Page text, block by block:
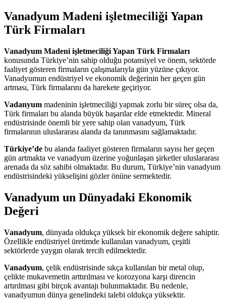
Vanadyum Madeni işletmeciliği Yapan
Türk Firmaları
Vanadyum Madeni işletmeciliği Yapan Türk Firmaları
konusunda Türkiye’nin sahip olduğu potansiyel ve önem, sektörde
faaliyet gösteren firmaların çalışmalarıyla gün yüzüne çıkıyor.
Vanadyumun endüstriyel ve ekonomik değerinin her geçen gün
artması, Türk firmalarını da harekete geçiriyor.
Vadanyum madeninin işletmeciliği yapmak zorlu bir süreç olsa da,
Türk firmaları bu alanda büyük başarılar elde etmektedir. Mineral
endüstrisinde önemli bir yere sahip olan vanadyum, Türk
firmalarının uluslararası alanda da tanınmasını sağlamaktadır.
Türkiye’de bu alanda faaliyet gösteren firmaların sayısı her geçen
gün artmakta ve vanadyum üzerine yoğunlaşan şirketler uluslararası
arenada da söz sahibi olmaktadır. Bu durum, Türkiye’nin vanadyum
endüstrisindeki yükselişini gözler önüne sermektedir.
Vanadyum un Dünyadaki Ekonomik
Değeri
Vanadyum, dünyada oldukça yüksek bir ekonomik değere sahiptir.
Özellikle endüstriyel üretimde kullanılan vanadyum, çeşitli
sektörlerde yaygın olarak tercih edilmektedir.
Vanadyum, çelik endüstrisinde sıkça kullanılan bir metal olup,
çelikte mukavemetin arttırılması ve korozyona karşı direncin
artırılması gibi birçok avantajı bulunmaktadır. Bu nedenle,
vanadyumun dünya genelindeki talebi oldukça yüksektir.